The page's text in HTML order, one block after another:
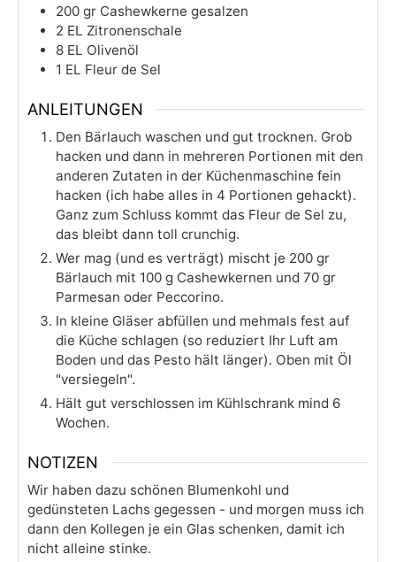
200 gr Cashewkerne gesalzen
2 EL Zitronenschale
8 EL Olivenöl
1 EL Fleur de Sel
ANLEITUNGEN
Den Bärlauch waschen und gut trocknen. Grob
hacken und dann in mehreren Portionen mit den
anderen Zutaten in der Küchenmaschine fein
hacken (ich habe alles in 4 Portionen gehackt).
Ganz zum Schluss kommt das Fleur de Sel zu,
das bleibt dann toll crunchig.
Wer mag (und es verträgt) mischt je 200 gr
Bärlauch mit 100 g Cashewkernen und 70 gr
Parmesan oder Peccorino.
In kleine Gläser abfüllen und mehmals fest auf
die Küche schlagen (so reduziert Ihr Luft am
Boden und das Pesto hält länger). Oben mit Öl
"versiegeln".
Hält gut verschlossen im Kühlschrank mind 6
Wochen.
NOTIZEN
Wir haben dazu schönen Blumenkohl und
gedünsteten Lachs gegessen - und morgen muss ich
dann den Kollegen je ein Glas schenken, damit ich
nicht alleine stinke.